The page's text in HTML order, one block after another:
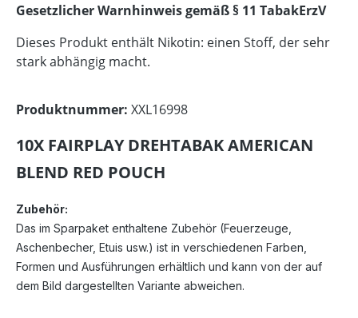
Gesetzlicher Warnhinweis gemäß § 11 TabakErzV
Dieses Produkt enthält Nikotin: einen Stoff, der sehr
stark abhängig macht.
Produktnummer: XXL16998
10X FAIRPLAY DREHTABAK AMERICAN
BLEND RED POUCH
Zubehör:
Das im Sparpaket enthaltene Zubehör (Feuerzeuge,
Aschenbecher, Etuis usw.) ist in verschiedenen Farben,
Formen und Ausführungen erhältlich und kann von der auf
dem Bild dargestellten Variante abweichen.